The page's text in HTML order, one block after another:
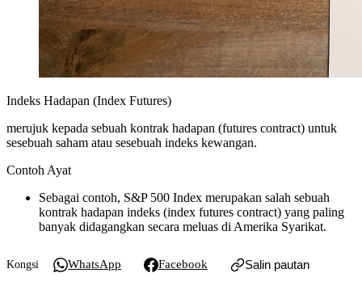
Indeks Hadapan (Index Futures)
merujuk kepada sebuah kontrak hadapan (futures contract) untuk
sesebuah saham atau sesebuah indeks kewangan.
Contoh Ayat
Sebagai contoh, S&P 500 Index merupakan salah sebuah
kontrak hadapan indeks (index futures contract) yang paling
banyak didagangkan secara meluas di Amerika Syarikat.
Kongsi WhatsApp Facebook Salin pautan